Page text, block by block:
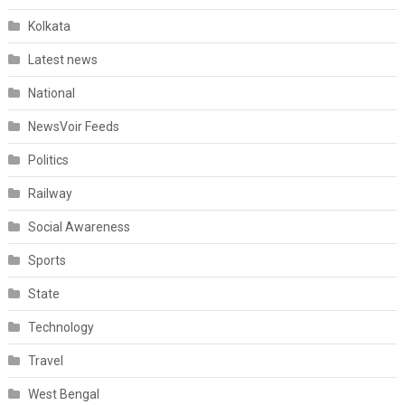
Kolkata
Latest news
National
NewsVoir Feeds
Politics
Railway
Social Awareness
Sports
State
Technology
Travel
West Bengal